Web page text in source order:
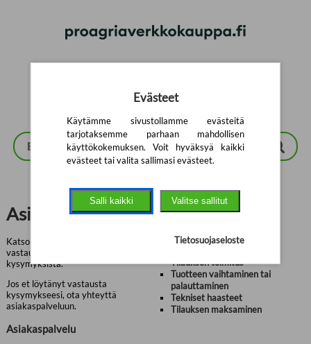
Asiakaspalvelu
Katso ensin löytyykö kysymykseesi
vastaus alla olevista usein kysytyistä
kysymyksistä.
Jos et löytänyt vastausta
kysymykseesi, ota yhteyttä
asiakaspalveluun.
Asiakaspalvelu
Usein kysytyt
kysymykset
Tilauksen toimitus
Tuotteen vaihtaminen tai
palauttaminen
Tekniset haasteet
Tilauksen maksaminen
Evästeet
Käytämme sivustollamme evästeitä
tarjotaksemme parhaan mahdollisen
käyttökokemuksen. Voit hyväksyä kaikki
evästeet tai valita sallimasi evästeet.
Salli kaikki Valitse sallitut
Tietosuojaseloste